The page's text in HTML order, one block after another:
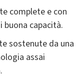
complete e con
capacità.
sostenute da una
assai